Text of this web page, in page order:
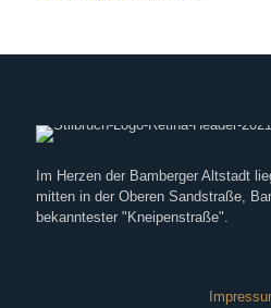
Im Herzen der Bamberger Altstadt
mitten in der Oberen Sandstraße,
bekanntester "Kneipenstraße".